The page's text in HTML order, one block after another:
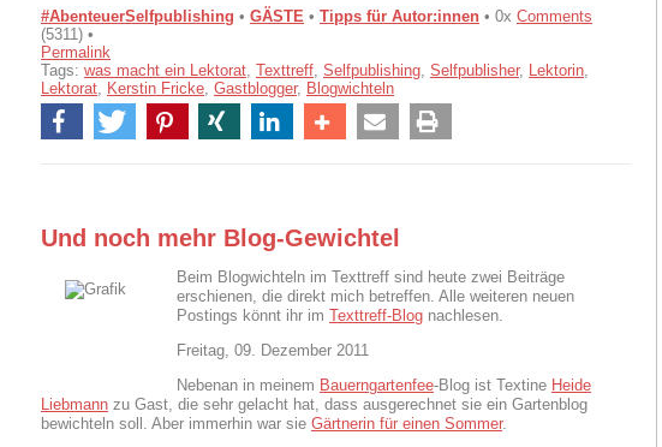
#AbenteuerSelfpublishing • GÄSTE • Tipps für Autor:innen • 0x Comments
(5311) •
Permalink
Tags: was macht ein Lektorat, Texttreff, Selfpublishing, Selfpublisher, Lektorin,
Lektorat, Kerstin Fricke, Gastblogger, Blogwichteln
Und noch mehr Blog-Gewichtel
Beim Blogwichteln im Texttreff sind heute zwei Beiträge
erschienen, die direkt mich betreffen. Alle weiteren neuen
Postings könnt ihr im Texttreff-Blog nachlesen.
Freitag, 09. Dezember 2011
Nebenan in meinem Bauerngartenfee-Blog ist Textine Heide
Liebmann zu Gast, die sehr gelacht hat, dass ausgerechnet sie ein Gartenblog
bewichteln soll. Aber immerhin war sie Gärtnerin für einen Sommer.